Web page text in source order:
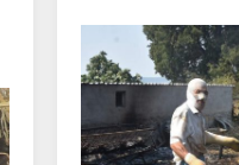
sosyal medya
çok değerli